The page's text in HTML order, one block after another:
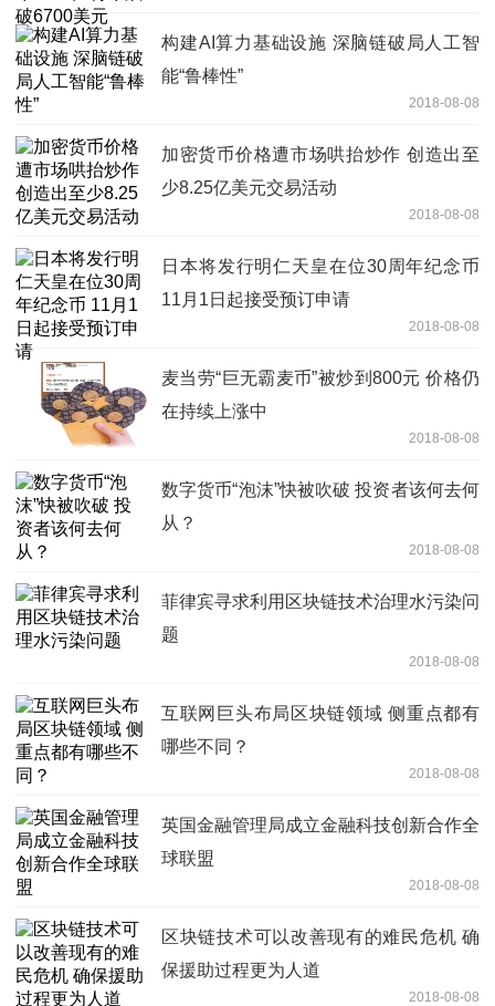
构建AI算力基础设施 深脑链破局人工智
能“鲁棒性”
2018-08-08
加密货币价格遭市场哄抬炒作 创造出至
少8.25亿美元交易活动
2018-08-08
日本将发行明仁天皇在位30周年纪念币
11月1日起接受预订申请
2018-08-08
麦当劳“巨无霸麦币”被炒到800元 价格仍
在持续上涨中
2018-08-08
数字货币“泡沫”快被吹破 投资者该何去何
从？
2018-08-08
菲律宾寻求利用区块链技术治理水污染问
题
2018-08-08
互联网巨头布局区块链领域 侧重点都有
哪些不同？
2018-08-08
英国金融管理局成立金融科技创新合作全
球联盟
2018-08-08
区块链技术可以改善现有的难民危机 确
保援助过程更为人道
2018-08-08